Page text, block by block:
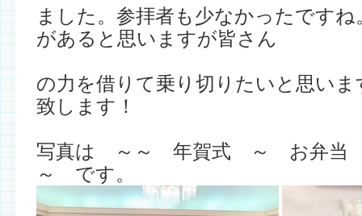
ました。参拝者も少なかったです
があると思いますが皆さん
の力を借りて乗り切りたいと思い
致します！
写真は ～～ 年賀式 ～ お弁当
～ です。